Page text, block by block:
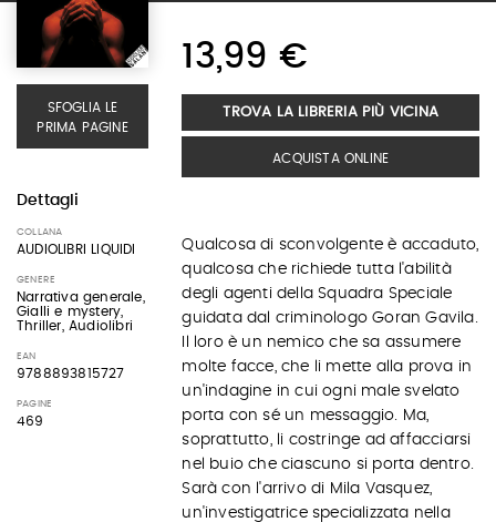
SFOGLIA LE
PRIMA PAGINE
Dettagli
COLLANA
AUDIOLIBRI LIQUIDI
GENERE
Narrativa generale,
Gialli e mystery,
Thriller, Audiolibri
EAN
9788893815727
PAGINE
469
13,99 €
TROVA LA LIBRERIA PIÙ VICINA
ACQUISTA ONLINE
Qualcosa di sconvolgente è accaduto,
qualcosa che richiede tutta l'abilità
degli agenti della Squadra Speciale
guidata dal criminologo Goran Gavila.
Il loro è un nemico che sa assumere
molte facce, che li mette alla prova in
un'indagine in cui ogni male svelato
porta con sé un messaggio. Ma,
soprattutto, li costringe ad affacciarsi
nel buio che ciascuno si porta dentro.
Sarà con l'arrivo di Mila Vasquez,
un'investigatrice specializzata nella